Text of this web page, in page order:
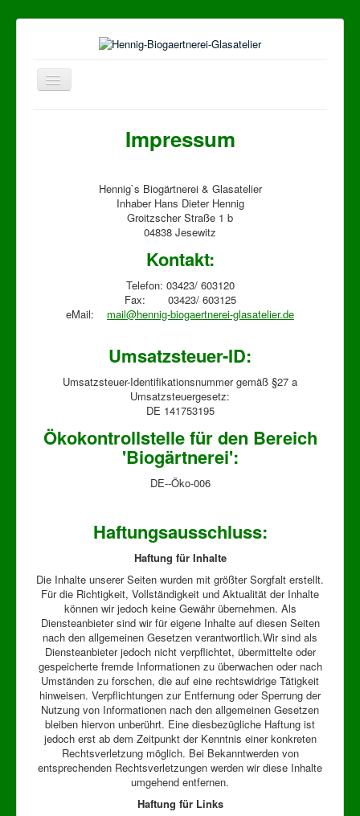
Navigation
an/aus
Links
Impressum
Hennig`s Biogärtnerei & Glasatelier
Inhaber Hans Dieter Hennig
Groitzscher Straße 1 b
04838 Jesewitz
Kontakt:
Telefon: 03423/ 603120
Fax: 03423/ 603125
eMail: mail@hennig-biogaertnerei-glasatelier.de
Umsatzsteuer-ID:
Umsatzsteuer-Identifikationsnummer gemäß §27 a
Umsatzsteuergesetz:
DE 141753195
Ökokontrollstelle für den Bereich
'Biogärtnerei':
DE--Öko-006
Haftungsausschluss:
Haftung für Inhalte
Die Inhalte unserer Seiten wurden mit größter Sorgfalt erstellt.
Für die Richtigkeit, Vollständigkeit und Aktualität der Inhalte
können wir jedoch keine Gewähr übernehmen. Als
Diensteanbieter sind wir für eigene Inhalte auf diesen Seiten
nach den allgemeinen Gesetzen verantwortlich.Wir sind als
Diensteanbieter jedoch nicht verpflichtet, übermittelte oder
gespeicherte fremde Informationen zu überwachen oder nach
Umständen zu forschen, die auf eine rechtswidrige Tätigkeit
hinweisen. Verpflichtungen zur Entfernung oder Sperrung der
Nutzung von Informationen nach den allgemeinen Gesetzen
bleiben hiervon unberührt. Eine diesbezügliche Haftung ist
jedoch erst ab dem Zeitpunkt der Kenntnis einer konkreten
Rechtsverletzung möglich. Bei Bekanntwerden von
entsprechenden Rechtsverletzungen werden wir diese Inhalte
umgehend entfernen.
Haftung für Links